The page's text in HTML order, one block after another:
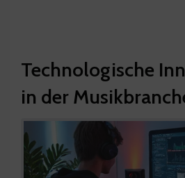
Technologische
in der